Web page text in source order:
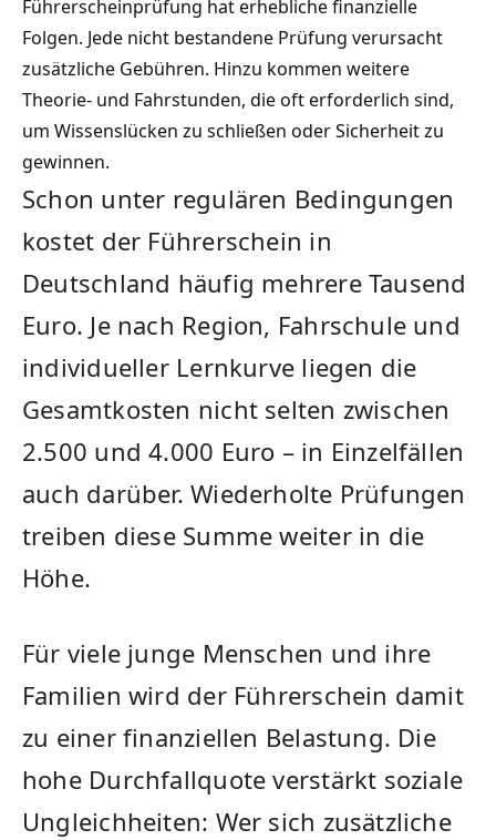
Führerscheinprüfung hat erhebliche finanzielle
Folgen. Jede nicht bestandene Prüfung verursacht
zusätzliche Gebühren. Hinzu kommen weitere
Theorie- und Fahrstunden, die oft erforderlich sind,
um Wissenslücken zu schließen oder Sicherheit zu
gewinnen.
Schon unter regulären Bedingungen
kostet der Führerschein in
Deutschland häufig mehrere Tausend
Euro. Je nach Region, Fahrschule und
individueller Lernkurve liegen die
Gesamtkosten nicht selten zwischen
2.500 und 4.000 Euro – in Einzelfällen
auch darüber. Wiederholte Prüfungen
treiben diese Summe weiter in die
Höhe.
Für viele junge Menschen und ihre
Familien wird der Führerschein damit
zu einer finanziellen Belastung. Die
hohe Durchfallquote verstärkt soziale
Ungleichheiten: Wer sich zusätzliche